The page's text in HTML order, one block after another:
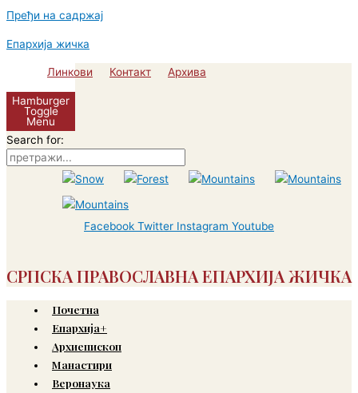
Пређи на садржај
Епархија жичка
Линкови Контакт Архива
Hamburger
Toggle
Menu
Search for:
Facebook Twitter Instagram Youtube
СРПСКА ПРАВОСЛАВНА ЕПАРХИЈА ЖИЧКА
Почетна
Епархија+
Архиепископ
Манастири
Веронаука